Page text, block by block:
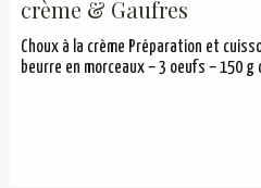
crème & Gaufres
Choux à la crème Préparation et
beurre en morceaux – 3 oeufs – 150 g